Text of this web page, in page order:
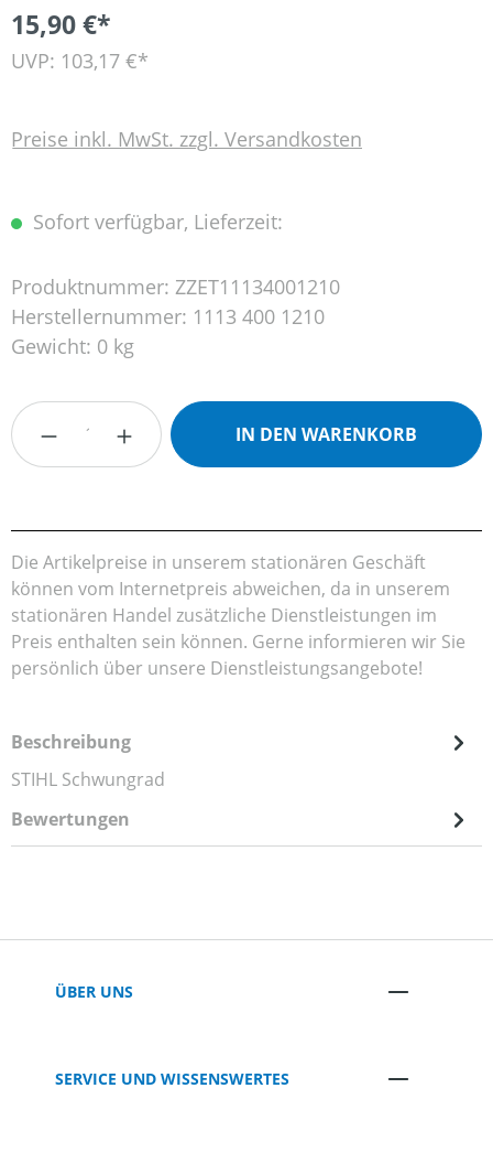
15,90 €*
UVP: 103,17 €*
Preise inkl. MwSt. zzgl. Versandkosten
Sofort verfügbar, Lieferzeit:
Produktnummer: ZZET11134001210
Herstellernummer: 1113 400 1210
Gewicht: 0 kg
Produkt Anzahl: Gib den gewünschten
IN DEN WARENKORB
Die Artikelpreise in unserem stationären Geschäft
können vom Internetpreis abweichen, da in unserem
stationären Handel zusätzliche Dienstleistungen im
Preis enthalten sein können. Gerne informieren wir Sie
persönlich über unsere Dienstleistungsangebote!
Beschreibung
STIHL Schwungrad
Bewertungen
ÜBER UNS
SERVICE UND WISSENSWERTES